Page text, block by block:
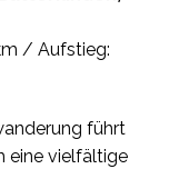
/ Aufstieg:
führt
eine vielfältige